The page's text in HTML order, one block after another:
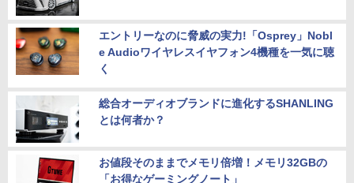
エントリーなのに脅威の実力!「Osprey」Nobl
e Audioワイヤレスイヤフォン4機種を一気に聴
く
総合オーディオブランドに進化するSHANLING
とは何者か？
お値段そのままでメモリ倍増！メモリ32GBの
「お得なゲーミングノート」